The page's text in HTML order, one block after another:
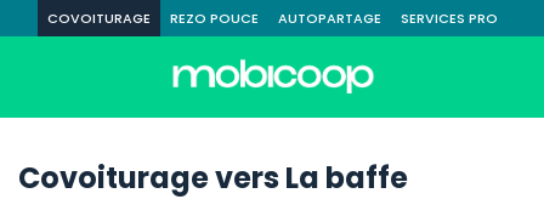
COVOITURAGE REZO POUCE AUTOPARTAGE SERVICES PRO
Covoiturage vers La baffe